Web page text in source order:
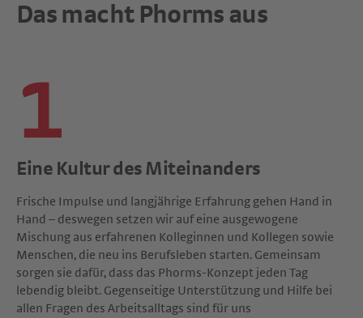
Das macht Phorms aus
1
Eine Kultur des Miteinanders
Frische Impulse und langjährige Erfahrung gehen Hand in
Hand – deswegen setzen wir auf eine ausgewogene
Mischung aus erfahrenen Kolleginnen und Kollegen sowie
Menschen, die neu ins Berufsleben starten. Gemeinsam
sorgen sie dafür, dass das Phorms-Konzept jeden Tag
lebendig bleibt. Gegenseitige Unterstützung und Hilfe bei
allen Fragen des Arbeitsalltags sind für uns